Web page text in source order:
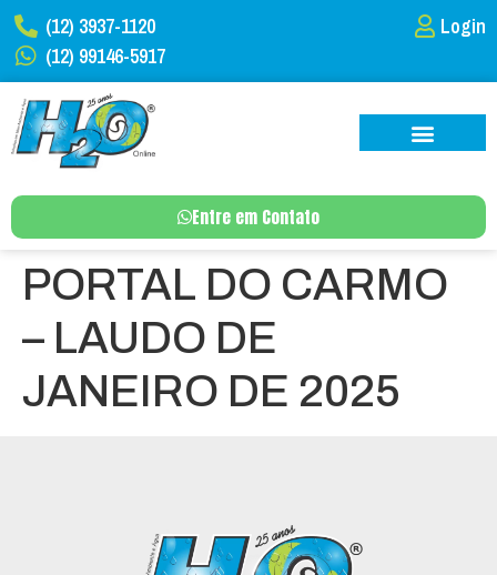
(12) 3937-1120
(12) 99146-5917
Login
Entre em Contato
PORTAL DO CARMO
– LAUDO DE
JANEIRO DE 2025